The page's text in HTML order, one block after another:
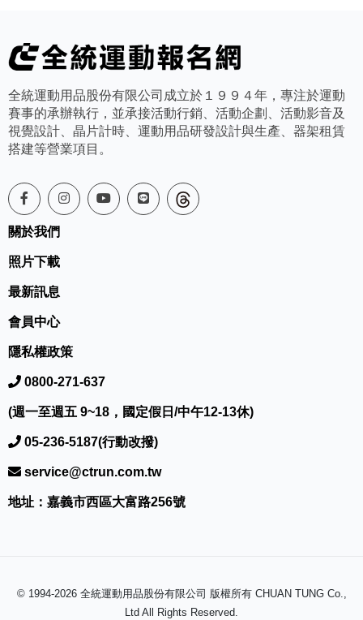
全統運動用品股份有限公司成立於１９９４年，專注於運動
賽事的承辦執行，並承接活動行銷、活動企劃、活動影音及
視覺設計、晶片計時、運動用品研發設計與生產、器架租賃
搭建等營業項目。
關於我們
照片下載
最新訊息
會員中心
隱私權政策
0800-271-637
(週一至週五 9~18，國定假日/中午12-13休)
05-236-5187(行動改撥)
service@ctrun.com.tw
地址：嘉義市西區大富路256號
© 1994-2026 全統運動用品股份有限公司 版權所有 CHUAN TUNG Co.,
Ltd All Rights Reserved.